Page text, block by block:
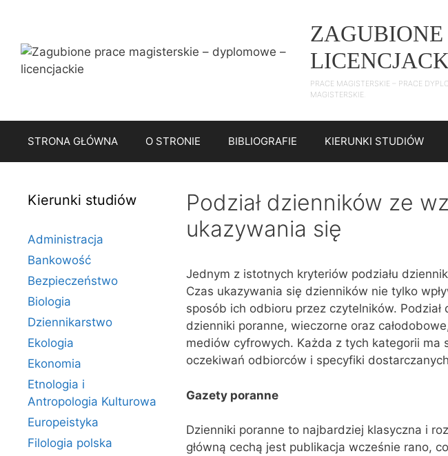
treści
ZAGUBIONE
PRACE MAGISTERSKIE – PRACE
MAGISTERSKIE.
STRONA GŁÓWNA O STRONIE BIBLIOGRAFIE KIERUNKI STUDIÓW
Podział dzienników ze
ukazywania się
Jednym z istotnych kryteriów podziału
Czas ukazywania się dzienników nie tylko
sposób ich odbioru przez czytelników.
dzienniki poranne, wieczorne oraz
mediów cyfrowych. Każda z tych kategorii ma
oczekiwań odbiorców i specyfiki
Gazety poranne
Dzienniki poranne to najbardziej klasyczna i
główną cechą jest publikacja wcześnie rano,
Kierunki studiów
Administracja
Bankowość
Bezpieczeństwo
Biologia
Dziennikarstwo
Ekologia
Ekonomia
Etnologia i
Antropologia Kulturowa
Europeistyka
Filologia polska